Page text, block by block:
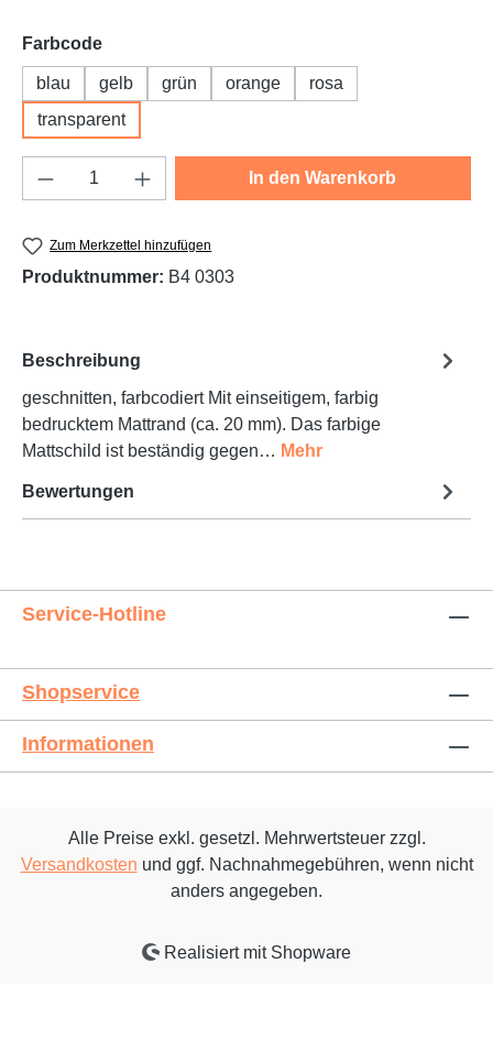
Farbcodeauswählen
blau gelb grün orange
rosa
transparent
Produkt Anzahl: Gib den gewünschten
In den Warenkorb
Zum Merkzettel hinzufügen
Produktnummer: B4 0303
Beschreibung
geschnitten, farbcodiert Mit einseitigem, farbig
bedrucktem Mattrand (ca. 20 mm). Das farbige
Mattschild ist beständig gegen… Mehr
Bewertungen
Service-Hotline
Shopservice
Informationen
Alle Preise exkl. gesetzl. Mehrwertsteuer zzgl.
Versandkosten und ggf. Nachnahmegebühren, wenn nicht
anders angegeben.
Realisiert mit Shopware